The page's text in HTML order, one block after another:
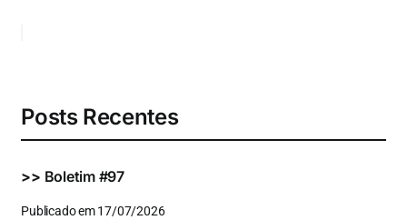
Eventos e Certificados
Posts Recentes
>> Boletim #97
Publicado em 17/07/2026